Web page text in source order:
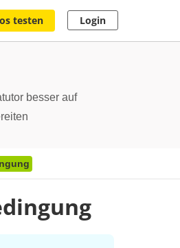
testen Login
besser auf